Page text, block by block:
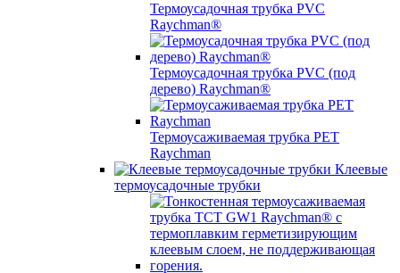
Термоусадочная трубка PVC
Raychman®
Термоусадочная трубка PVC (под
дерево) Raychman®
Термоусаживаемая трубка PET
Raychman
Клеевые
термоусадочные трубки